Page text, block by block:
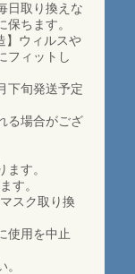
日取り換えな
ちます。
】ウィルスや
フィットし
下旬発送予定
る場合がござ
す。
す。
スク取り換
使用を中止